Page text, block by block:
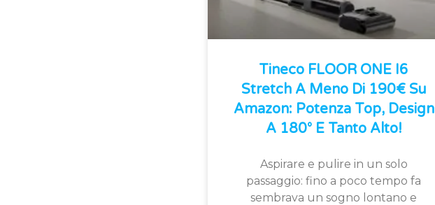
Tineco FLOOR ONE I6
Stretch A Meno Di 190€ Su
Amazon: Potenza Top, Design
A 180° E Tanto Alto!
Aspirare e pulire in un solo
passaggio: fino a poco tempo fa
sembrava un sogno lontano e